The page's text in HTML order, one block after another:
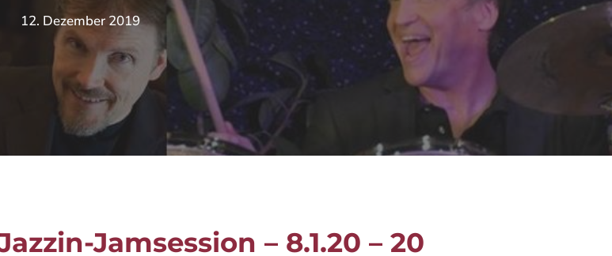
12. Dezember 2019
Jamsession – 8.1.20 – 20